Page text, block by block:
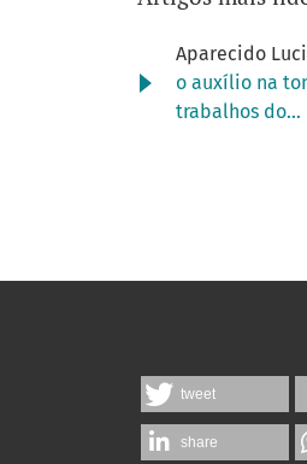
Aparecido
o auxílio na
trabalhos do...
tweet
share